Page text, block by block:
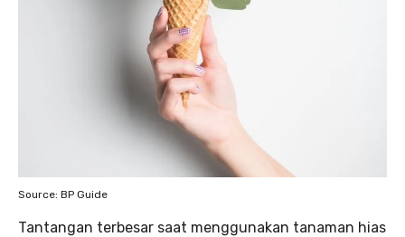
Source: BP Guide
Tantangan terbesar saat menggunakan tanaman hias